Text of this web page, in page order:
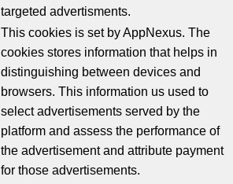
targeted advertisments.
This cookies is set by AppNexus. The
cookies stores information that helps in
distinguishing between devices and
browsers. This information us used to
select advertisements served by the
platform and assess the performance of
the advertisement and attribute payment
for those advertisements.